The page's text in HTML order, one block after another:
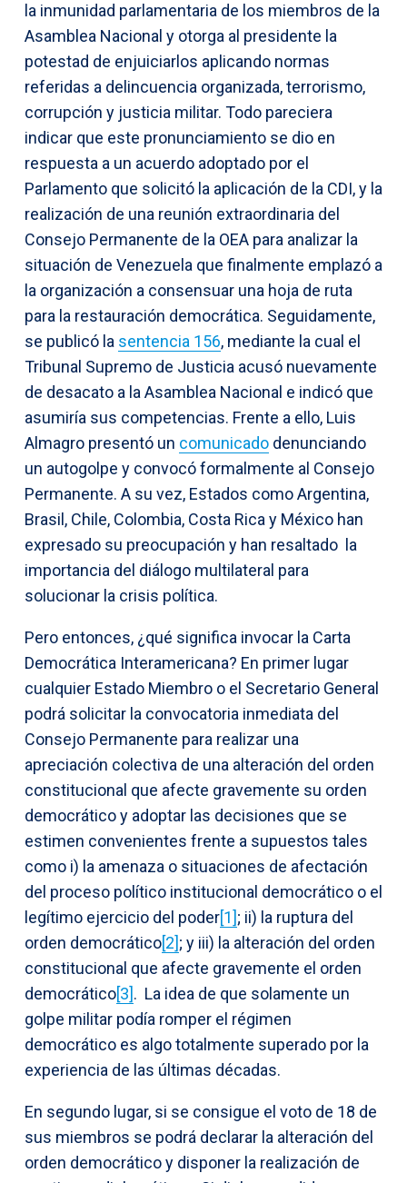
la inmunidad parlamentaria de los miembros de la
Asamblea Nacional y otorga al presidente la
potestad de enjuiciarlos aplicando normas
referidas a delincuencia organizada, terrorismo,
corrupción y justicia militar. Todo pareciera
indicar que este pronunciamiento se dio en
respuesta a un acuerdo adoptado por el
Parlamento que solicitó la aplicación de la CDI, y la
realización de una reunión extraordinaria del
Consejo Permanente de la OEA para analizar la
situación de Venezuela que finalmente emplazó a
la organización a consensuar una hoja de ruta
para la restauración democrática. Seguidamente,
se publicó la sentencia 156, mediante la cual el
Tribunal Supremo de Justicia acusó nuevamente
de desacato a la Asamblea Nacional e indicó que
asumiría sus competencias. Frente a ello, Luis
Almagro presentó un comunicado denunciando
un autogolpe y convocó formalmente al Consejo
Permanente. A su vez, Estados como Argentina,
Brasil, Chile, Colombia, Costa Rica y México han
expresado su preocupación y han resaltado la
importancia del diálogo multilateral para
solucionar la crisis política.
Pero entonces, ¿qué significa invocar la Carta
Democrática Interamericana? En primer lugar
cualquier Estado Miembro o el Secretario General
podrá solicitar la convocatoria inmediata del
Consejo Permanente para realizar una
apreciación colectiva de una alteración del orden
constitucional que afecte gravemente su orden
democrático y adoptar las decisiones que se
estimen convenientes frente a supuestos tales
como i) la amenaza o situaciones de afectación
del proceso político institucional democrático o el
legítimo ejercicio del poder[1]; ii) la ruptura del
orden democrático[2]; y iii) la alteración del orden
constitucional que afecte gravemente el orden
democrático[3]. La idea de que solamente un
golpe militar podía romper el régimen
democrático es algo totalmente superado por la
experiencia de las últimas décadas.
En segundo lugar, si se consigue el voto de 18 de
sus miembros se podrá declarar la alteración del
orden democrático y disponer la realización de